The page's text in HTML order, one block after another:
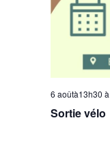
Sortie vélo
6 aoûtà13h30 à